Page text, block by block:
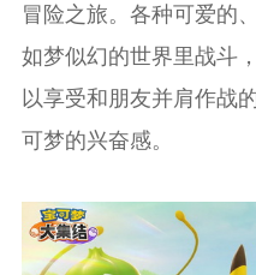
冒险之旅。各种可爱的
如梦似幻的世界里战斗
以享受和朋友并肩作战
可梦的兴奋感。